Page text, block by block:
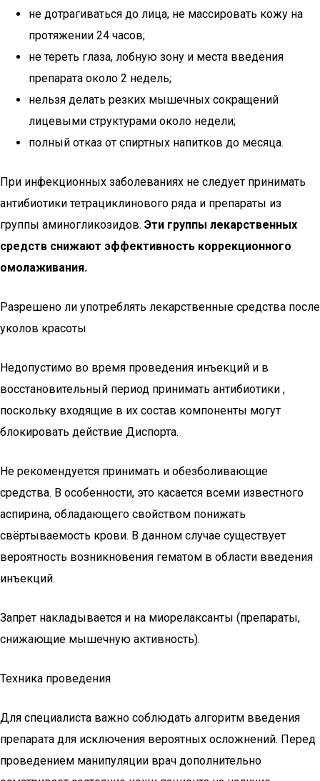
не дотрагиваться до лица, не массировать кожу на
протяжении 24 часов;
не тереть глаза, лобную зону и места введения
препарата около 2 недель;
нельзя делать резких мышечных сокращений
лицевыми структурами около недели;
полный отказ от спиртных напитков до месяца.
При инфекционных заболеваниях не следует принимать
антибиотики тетрациклинового ряда и препараты из
группы аминогликозидов. Эти группы лекарственных
средств снижают эффективность коррекционного
омолаживания.
Разрешено ли употреблять лекарственные средства после
уколов красоты
Недопустимо во время проведения инъекций и в
восстановительный период принимать антибиотики ,
поскольку входящие в их состав компоненты могут
блокировать действие Диспорта.
Не рекомендуется принимать и обезболивающие
средства. В особенности, это касается всеми известного
аспирина, обладающего свойством понижать
свёртываемость крови. В данном случае существует
вероятность возникновения гематом в области введения
инъекций.
Запрет накладывается и на миорелаксанты (препараты,
снижающие мышечную активность).
Техника проведения
Для специалиста важно соблюдать алгоритм введения
препарата для исключения вероятных осложнений. Перед
проведением манипуляции врач дополнительно